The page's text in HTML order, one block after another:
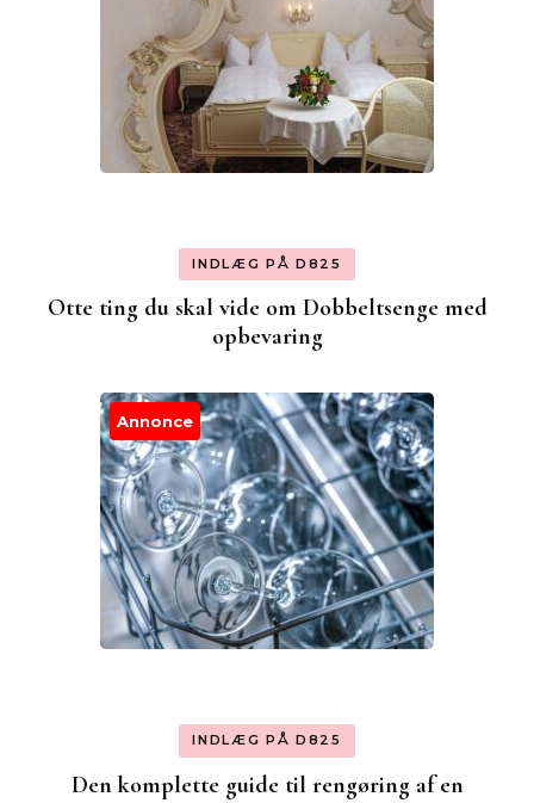
INDLÆG PÅ D825
Otte ting du skal vide om Dobbeltsenge med
opbevaring
Annonce
INDLÆG PÅ D825
Den komplette guide til rengøring af en